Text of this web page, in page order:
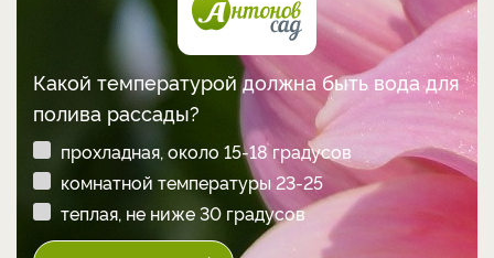
Какой температурой должна быть вода для
полива рассады?
прохладная, около 15-18 градусов
комнатной температуры 23-25
теплая, не ниже 30 градусов